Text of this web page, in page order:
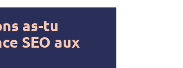
as-tu
SEO aux